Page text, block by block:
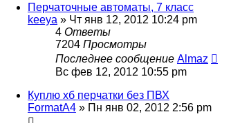
Перчаточные автоматы, 7 класс
keeya » Чт янв 12, 2012 10:24 pm
4 Ответы
7204 Просмотры
Последнее сообщение Almaz
Вс фев 12, 2012 10:55 pm
Куплю хб перчатки без ПВХ
FormatA4 » Пн янв 02, 2012 2:56 pm